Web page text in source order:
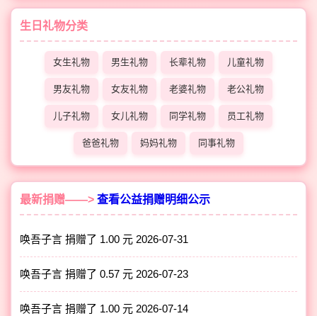
生日礼物分类
女生礼物 男生礼物 长辈礼物 儿童礼物
男友礼物 女友礼物 老婆礼物 老公礼物
儿子礼物 女儿礼物 同学礼物 员工礼物
爸爸礼物 妈妈礼物 同事礼物
最新捐赠——> 查看公益捐赠明细公示
唤吾子言 捐赠了 1.00 元 2026-07-31
唤吾子言 捐赠了 0.57 元 2026-07-23
唤吾子言 捐赠了 1.00 元 2026-07-14